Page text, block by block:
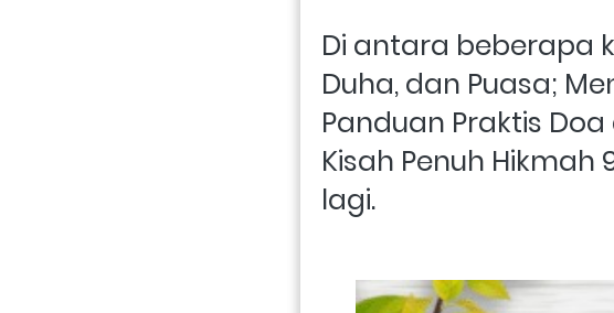
Di antara beberapa
Duha, dan Puasa;
Panduan Praktis
Kisah Penuh
lagi.